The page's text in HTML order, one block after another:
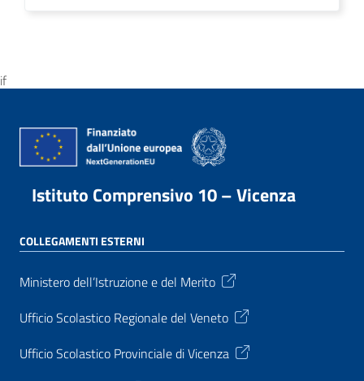
if
Istituto Comprensivo 10 – Vicenza
COLLEGAMENTI ESTERNI
Ministero dell’Istruzione e del Merito
Ufficio Scolastico Regionale del Veneto
Ufficio Scolastico Provinciale di Vicenza